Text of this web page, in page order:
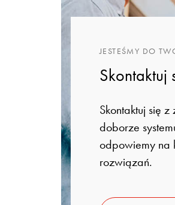
JESTEŚMY DO
Skontaktuj
Skontaktuj się
doborze
odpowiemy na
rozwiązań.